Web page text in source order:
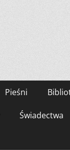
Pieśni
Świadectwa